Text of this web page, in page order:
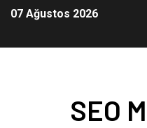
07 Ağustos 2026
SEO